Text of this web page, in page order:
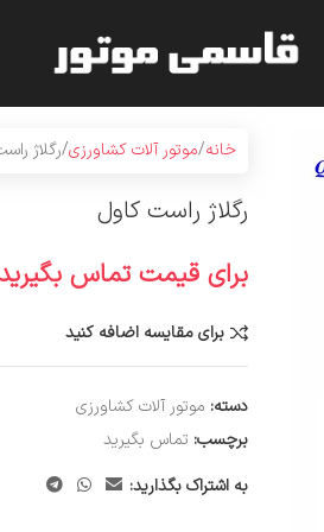
خانه موتور آلات کشاورزی رگلاژ
رگلاژ راست کاول
برای قیمت تماس
برای مقایسه اضافه کنید
دسته: موتور آلات کشاورزی
برچسب: تماس بگیرید
به اشتراک بگذارید: